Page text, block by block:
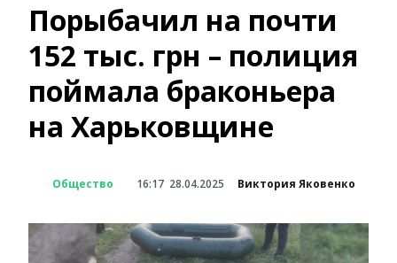
Порыбачил на почти
152 тыс. грн – полиция
поймала браконьера
на Харьковщине
Общество 16:17 28.04.2025 Виктория Яковенко